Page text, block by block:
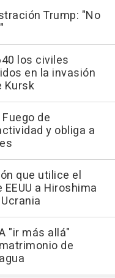
Trump: "No
los civiles
en la invasión
Kursk
de
y obliga a
que utilice el
a Hiroshima
"ir más allá"
de